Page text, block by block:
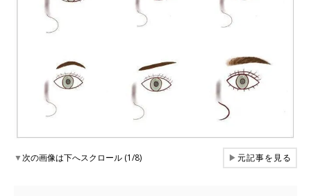
▼次の画像は下へスクロール (1/8) ▶元記事を見る